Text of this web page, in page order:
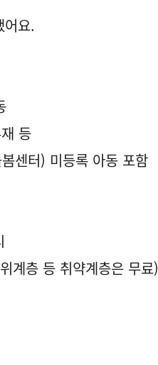
요.
등
센터) 미등록 아동 포함
계층 등 취약계층은 무료)